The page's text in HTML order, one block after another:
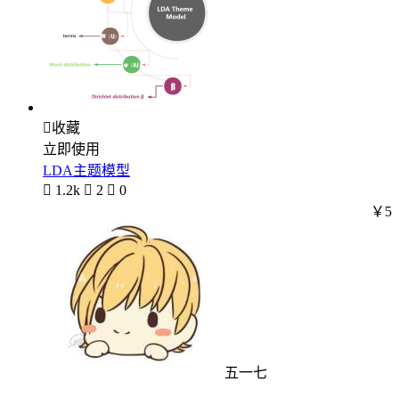
收藏
立即使用
LDA主题模型
 1.2k  2  0
五一七
￥5